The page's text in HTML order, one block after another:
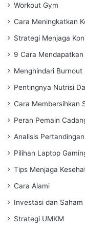
Workout Gym
Cara Meningkatkan
Strategi Menjaga
9 Cara Mendapatkan
Menghindari Burnout
Pentingnya Nutrisi
Cara Membersihkan
Peran Pemain
Analisis
Pilihan Laptop
Tips Menjaga
Cara Alami
Investasi dan Saham
Strategi UMKM